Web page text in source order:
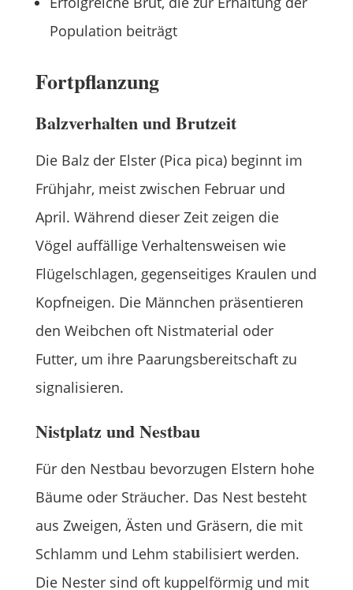
Population beiträgt
Fortpflanzung
Balzverhalten und Brutzeit
Die Balz der Elster (Pica pica) beginnt im
Frühjahr, meist zwischen Februar und
April. Während dieser Zeit zeigen die
Vögel auffällige Verhaltensweisen wie
Flügelschlagen, gegenseitiges Kraulen und
Kopfneigen. Die Männchen präsentieren
den Weibchen oft Nistmaterial oder
Futter, um ihre Paarungsbereitschaft zu
signalisieren.
Nistplatz und Nestbau
Für den Nestbau bevorzugen Elstern hohe
Bäume oder Sträucher. Das Nest besteht
aus Zweigen, Ästen und Gräsern, die mit
Schlamm und Lehm stabilisiert werden.
Die Nester sind oft kuppelförmig und mit